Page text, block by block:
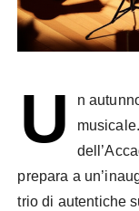
U
n
prepara a
trio di autentiche